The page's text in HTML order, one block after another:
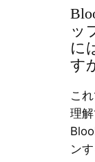
ッ
に
す
こ
理解
ン